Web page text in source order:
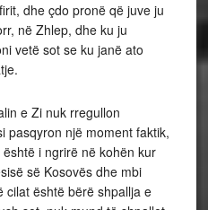
dhe çdo pronë që juve ju
në Zhlep, dhe ku ju
vetë sot se ku janë ato
e Zi nuk rregullon
pasqyron një moment faktik,
i ngrirë në kohën kur
së Kosovës dhe mbi
cilat është bërë shpallja e